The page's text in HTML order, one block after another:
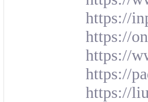
https://
https://
https://
https://
https://